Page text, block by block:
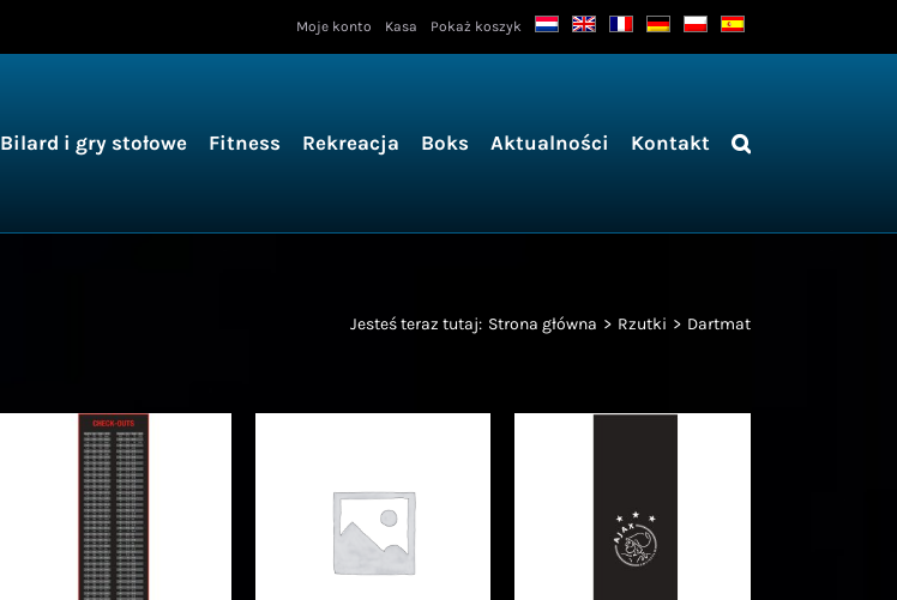
Moje konto Kasa Pokaż koszyk
Bilard i gry stołowe Fitness Rekreacja Boks Aktualności Kontakt
Jesteś teraz tutaj: Strona główna Rzutki Dartmat